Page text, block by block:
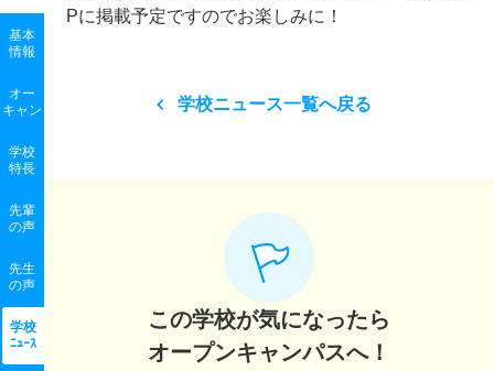
基本
情報
オー
キャン
学校
特長
先輩
の声
先生
の声
学校
ﾆｭｰｽ
Pに掲載予定ですのでお楽しみに！
学校ニュース一覧へ戻る
この学校が気になったら
オープンキャンパスへ！